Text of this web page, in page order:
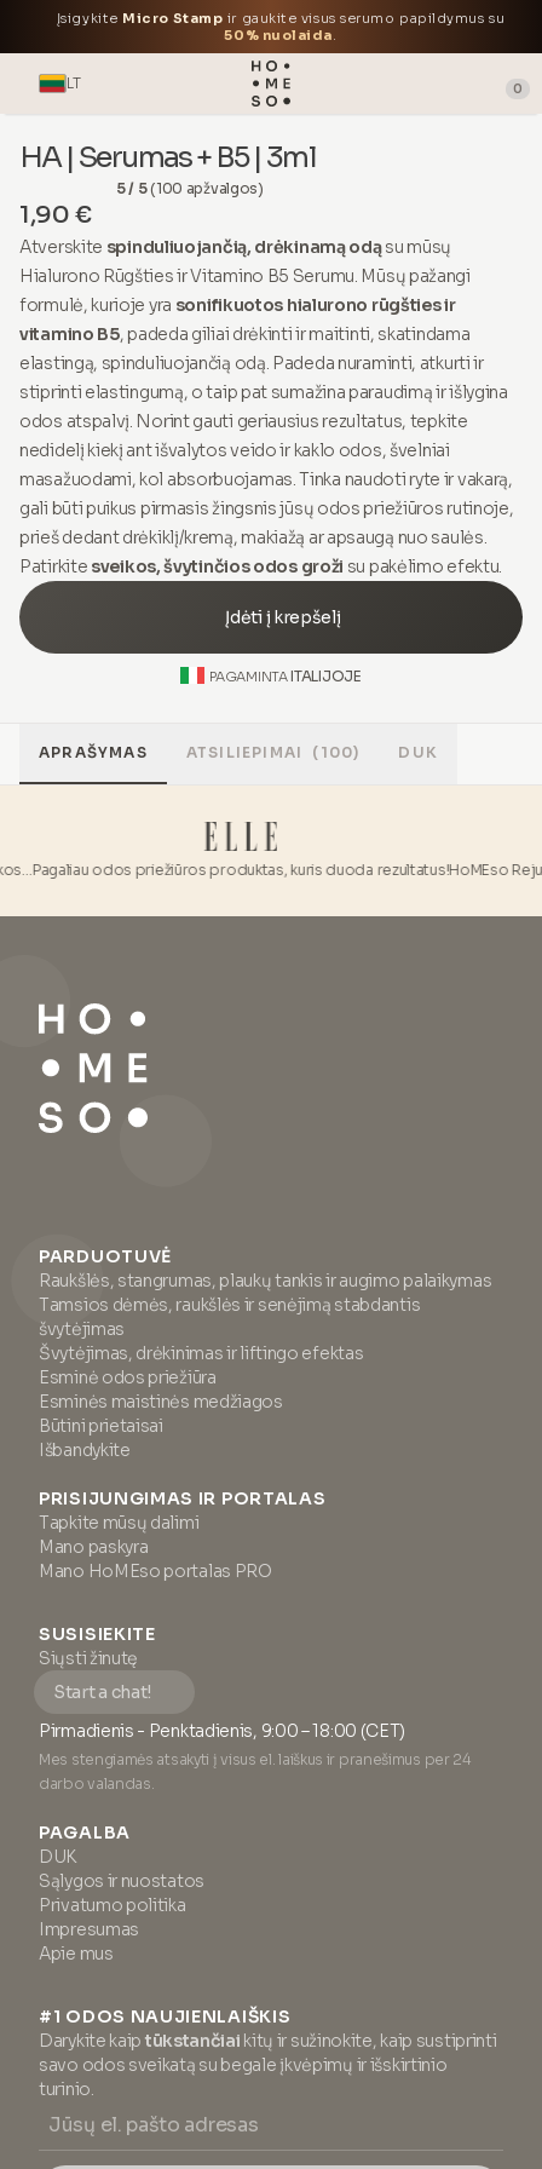
Įsigykite Micro Stamp ir gaukite visus serumo papildymus su
50% nuolaida.
LT 0
HA | Serumas + B5 | 3ml
5 / 5(100 apžvalgos)
1,90 €
Atverskite spinduliuojančią, drėkinamą odąsu mūsų
Hialurono Rūgšties ir Vitamino B5 Serumu. Mūsų pažangi
formulė, kurioje yra sonifikuotos hialurono rūgšties ir
vitamino B5, padeda giliai drėkinti ir maitinti, skatindama
elastingą, spinduliuojančią odą. Padeda nuraminti, atkurti ir
stiprinti elastingumą, o taip pat sumažina paraudimą ir išlygina
odos atspalvį. Norint gauti geriausius rezultatus, tepkite
nedidelį kiekį ant išvalytos veido ir kaklo odos, švelniai
masažuodami, kol absorbuojamas. Tinka naudoti ryte ir vakarą,
gali būti puikus pirmasis žingsnis jūsų odos priežiūros rutinoje,
prieš dedant drėkiklį/kremą, makiažą ar apsaugą nuo saulės.
Patirkite sveikos, švytinčios odos groži su pakėlimo efektu.
Įdėti į krepšelį
PAGAMINTAITALIJOJE
APRAŠYMAS ATSILIEPIMAI (100) DUK
Pagaliau odos priežiūros produktas, kuris duoda rezultatus!HoMEso
PARDUOTUVĖ
Raukšlės, stangrumas, plaukų tankis ir augimo palaikymas
Tamsios dėmės, raukšlės ir senėjimą stabdantis
švytėjimas
Švytėjimas, drėkinimas ir liftingo efektas
Esminė odos priežiūra
Esminės maistinės medžiagos
Būtini prietaisai
Išbandykite
PRISIJUNGIMAS IR PORTALAS
Tapkite mūsų dalimi
Mano paskyra
Mano HoMEso portalas PRO
SUSISIEKITE
Siųsti žinutę
Start a chat!
Pirmadienis - Penktadienis, 9:00 – 18:00 (CET)
Mes stengiamės atsakyti į visus el. laiškus ir pranešimus per 24
darbo valandas.
PAGALBA
DUK
Sąlygos ir nuostatos
Privatumo politika
Impresumas
Apie mus
#1 ODOS NAUJIENLAIŠKIS
Darykite kaip tūkstančiai kitų ir sužinokite, kaip sustiprinti
savo odos sveikatą su begale įkvėpimų ir išskirtinio
turinio.